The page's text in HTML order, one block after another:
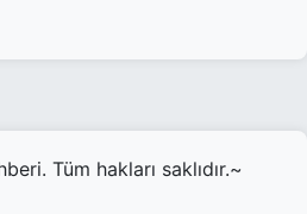
Tüm hakları saklıdır.~